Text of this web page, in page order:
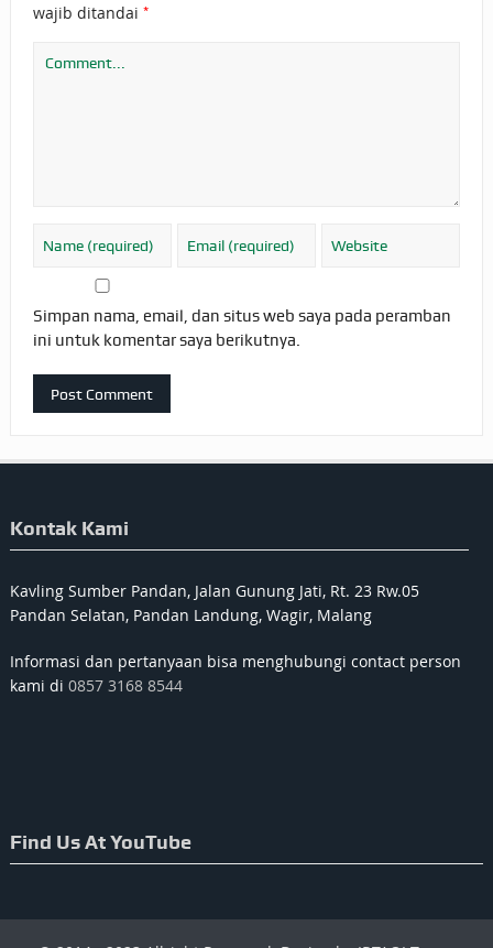
wajib ditandai *
Simpan nama, email, dan situs web saya pada peramban
ini untuk komentar saya berikutnya.
Kontak Kami
Kavling Sumber Pandan, Jalan Gunung Jati, Rt. 23 Rw.05
Pandan Selatan, Pandan Landung, Wagir, Malang
Informasi dan pertanyaan bisa menghubungi contact person
kami di 0857 3168 8544
Find Us At YouTube